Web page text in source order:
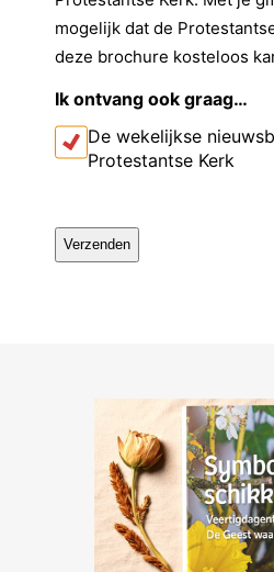
l
m
mogelijk dat de
deze brochure kosteloos
Ik ontvang ook graag…
De wekelijkse
Protestantse Kerk
A
P
T